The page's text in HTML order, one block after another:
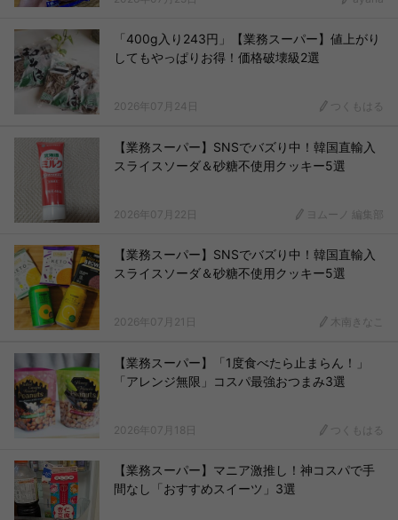
「400g入り243円」【業務スーパー】値上がり
してもやっぱりお得！価格破壊級2選
2026年07月24日 つくもはる
【業務スーパー】SNSでバズり中！韓国直輸入
スライスソーダ＆砂糖不使用クッキー5選
2026年07月22日 ヨムーノ 編集部
【業務スーパー】SNSでバズり中！韓国直輸入
スライスソーダ＆砂糖不使用クッキー5選
2026年07月21日 木南きなこ
【業務スーパー】「1度食べたら止まらん！」
「アレンジ無限」コスパ最強おつまみ3選
2026年07月18日 つくもはる
【業務スーパー】マニア激推し！神コスパで手
間なし「おすすめスイーツ」3選